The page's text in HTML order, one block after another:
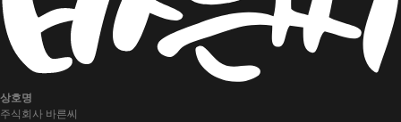
상호명
주식회사 바른씨